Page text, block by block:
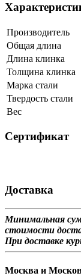
Производитель
Общая длина
Длина клинка
Толщина клинка
Марка стали
Твердость стали
Вес
Сертификат
Доставка
Минимальная
стоимости
При доставке
Москва и